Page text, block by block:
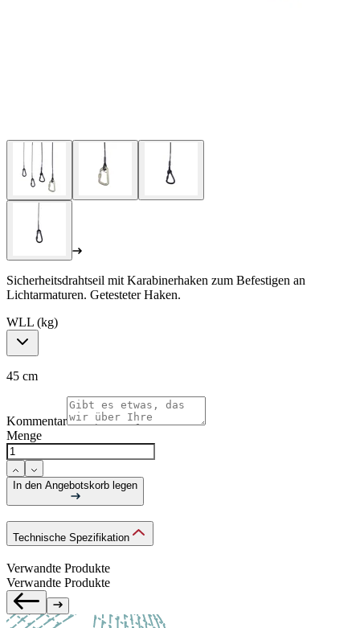
Sicherheitsdrahtseil mit Karabinerhaken zum Befestigen an
Lichtarmaturen. Getesteter Haken.
WLL (kg)
45 cm
Kommentar
Menge
In den Angebotskorb legen
Technische Spezifikation
Verwandte Produkte
Verwandte Produkte